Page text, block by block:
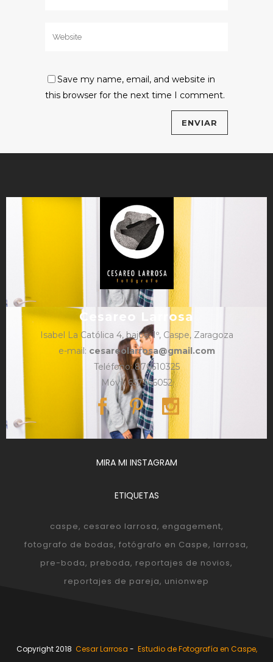
Save my name, email, and website in
this browser for the next time I comment.
Cesareo Larrosa
Isabel La Católica 4, bajos, 1º, Caspe, Zaragoza
e-mail: cesareolarrosa@gmail.com
Teléfono: 876610325
Móvil: 657366052
MIRA MI INSTAGRAM
ETIQUETAS
caspe cesareo larrosa engagement
fotografo de bodas fotógrafo en Caspe larrosa
pre-boda preboda reportajes de novios
reportajes de pareja unionwep
Copyright 2018 Cesar Larrosa - Estudio de Fotografía en Caspe,